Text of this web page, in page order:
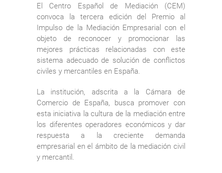
El Centro Español de Mediación (CEM)
convoca la tercera edición del Premio al
Impulso de la Mediación Empresarial con el
objeto de reconocer y promocionar las
mejores prácticas relacionadas con este
sistema adecuado de solución de conflictos
civiles y mercantiles en España.
La institución, adscrita a la Cámara de
Comercio de España, busca promover con
esta iniciativa la cultura de la mediación entre
los diferentes operadores económicos y dar
respuesta a la creciente demanda
empresarial en el ámbito de la mediación civil
y mercantil.